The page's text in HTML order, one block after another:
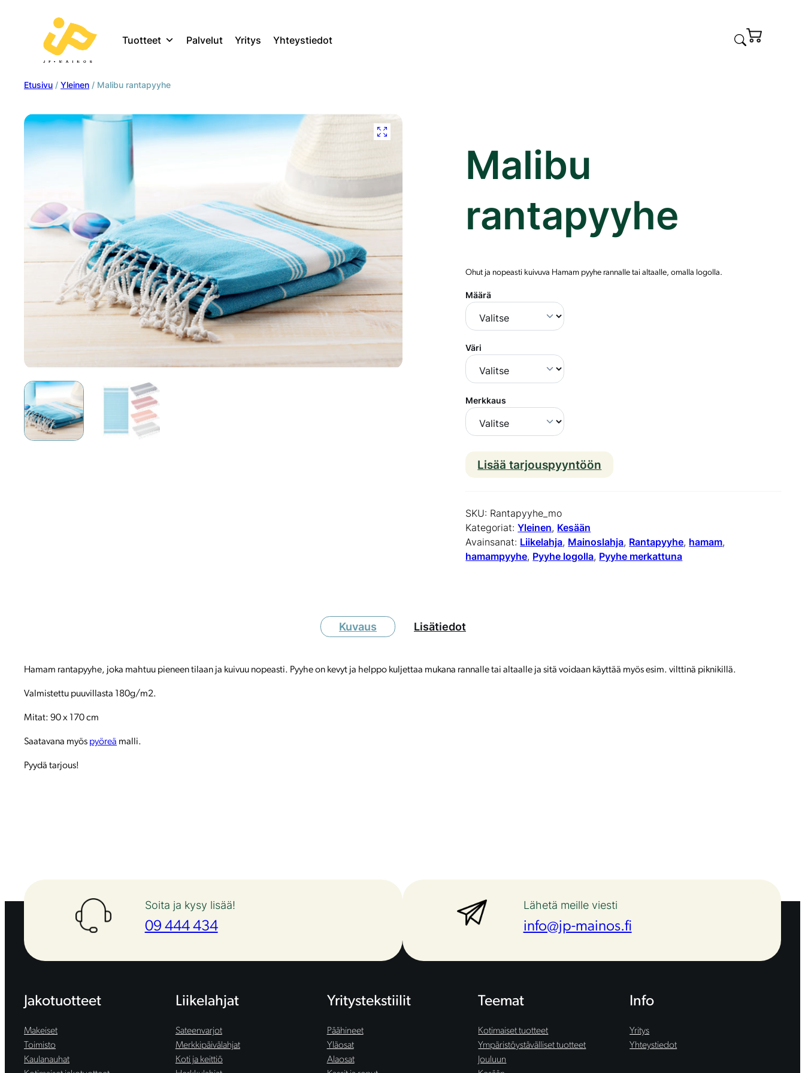
Tuotteet Palvelut Yritys Yhteystiedot
Etusivu / Yleinen / Malibu rantapyyhe
Malibu
rantapyyhe
Ohut ja nopeasti kuivuva Hamam pyyhe rannalle tai altaalle, omalla logolla.
Määrä
Väri
Merkkaus
y
y
Lisää tarjouspyyntöön
SKU: Rantapyyhe_mo
Kategoriat:Yleinen, Kesään
Avainsanat: Liikelahja, Mainoslahja, Rantapyyhe, hamam
hamampyyhe, Pyyhe logolla, Pyyhe merkattuna
Kuvaus Lisätiedot
Hamam rantapyyhe, joka mahtuu pieneen tilaan ja kuivuu nopeasti. Pyyhe on kevyt ja helppo kuljettaa mukana rannalle tai altaalle ja sitä voidaan käyttää myös esim. vilttinä piknikillä.
Valmistettu puuvillasta 180g/m2.
Mitat: 90 x 170 cm
Saatavana myös pyöreä malli.
Pyydä tarjous!
Soita ja kysy lisää!
09 444 434
Lähetä meille viesti
info@jp-mainos.fi
Jakotuotteet
Makeiset
Toimisto
Kaulanauhat
Liikelahjat
Sateenvarjot
Merkkipäivälahjat
Koti ja keittiö
Yritystekstiilit
Päähineet
Yläosat
Alaosat
Teemat
Kotimaiset tuotteet
Ympäristöystävälliset tuotteet
Jouluun
Info
Yritys
Yhteystiedot